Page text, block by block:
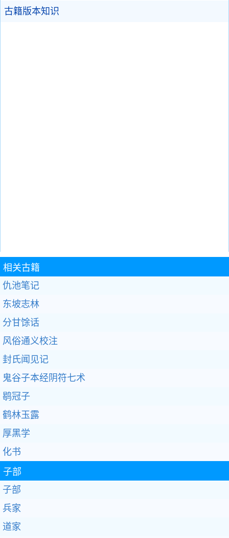
古籍版本知识
相关古籍
仇池笔记
东坡志林
分甘馀话
风俗通义校注
封氏闻见记
鬼谷子本经阴符七术
鹖冠子
鹤林玉露
厚黑学
化书
子部
子部
兵家
道家